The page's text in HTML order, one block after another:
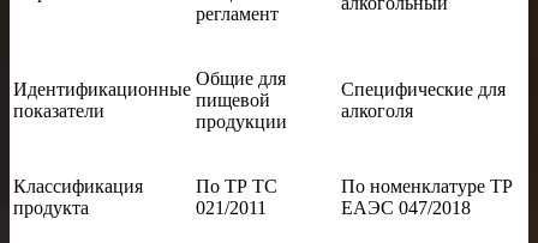
регламент
Идентификационные
показатели
Общие для
пищевой
продукции
Специфические для
алкоголя
Классификация
продукта
По ТР ТС
021/2011
По номенклатуре ТР
ЕАЭС 047/2018